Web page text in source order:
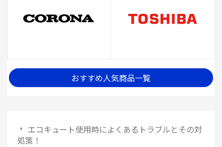
おすすめ人気商品一覧
エコキュート使用時によくあるトラブルとその対
処策！